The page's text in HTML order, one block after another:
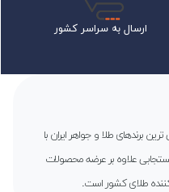
ارسال به سراسر کشور
برندهای طلا و جواهر ایران با
علاوه بر عرضه محصولات
کننده طلای کشور است.